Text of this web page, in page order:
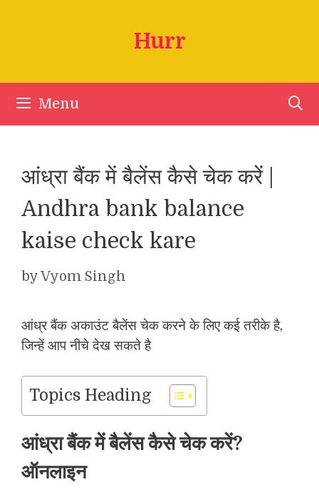
Hurr
Menu
आंध्रा बैंक में बैलेंस कैसे चेक करें |
Andhra bank balance
kaise check kare
byVyom Singh
आंध्र बैंक अकाउंट बैलेंस चेक करने के लिए कई तरीके है,
जिन्हें आप नीचे देख सकते है
Topics Heading
आंध्रा बैंक में बैलेंस कैसे चेक करें?
ऑनलाइन